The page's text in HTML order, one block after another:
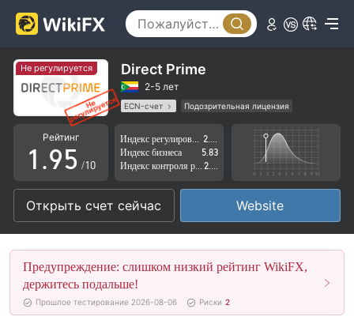
Не регулируется Direct Prime
2-5 лет
ECN-счет
Подозрительная лицензия
Регион деятельности подозрителен
Высокие потенциальные риски
Рейтинг
0
1
2
3
4
5
.
5
6
7
8
9
1
2
3
4
5
6
7
8
9
/10
Индекс бизнеса
5.83
Открыть счет сейчас Website
Предупреждение: слишком низкий рейтинг WikiFX,
держитесь подальше!
Прошлое тестирование 2026-08-06 Риски 2